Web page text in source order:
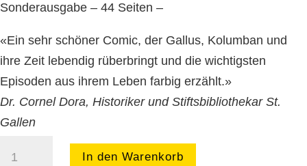
Sonderausgabe – 44 Seiten –
«Ein sehr schöner Comic, der Gallus, Kolumban und
ihre Zeit lebendig rüberbringt und die wichtigsten
Episoden aus ihrem Leben farbig erzählt.»
Dr. Cornel Dora, Historiker und Stiftsbibliothekar St.
Gallen
In den Warenkorb